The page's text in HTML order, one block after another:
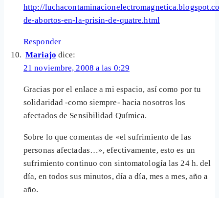
http://
de-abortos-en-la-prisin-de-quatre.html
Responder
Mariajo dice:
21 noviembre, 2008 a las 0:29
Gracias por el enlace a mi espacio, así como por tu
solidaridad -como siempre- hacia nosotros los
afectados de Sensibilidad Química.
Sobre lo que comentas de «el sufrimiento de las
personas afectadas…», efectivamente, esto es un
sufrimiento continuo con sintomatología las 24 h. del
día, en todos sus minutos, día a día, mes a mes, año a
año.